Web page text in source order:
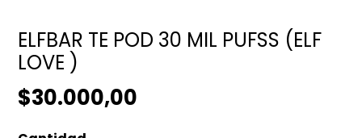
ELFBAR TE POD 30 MIL PUFSS (ELF
LOVE )
$30.000,00